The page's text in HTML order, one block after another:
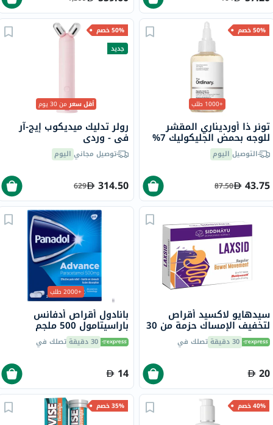
50% خصم
+1000 طلب
تونر ذا أورديناري المقشر
للوجه بحمض الجليكوليك 7%
لتوحيد لون البشرة 100 مل
التوصيل اليوم
43.75
87.50
50% خصم
جديد
أقل سعرمن 30 يوم
رولر تدليك ميديكوب إيج-آر
في - وردي
توصيل مجاني اليوم
314.50
629
سيدهايو لاكسيد أقراص
لتخفيف الإمساك حزمة من 30
30 دقيقة تصلك في
20
+2000 طلب
بانادول أقراص أدفانس
باراسيتامول 500 ملجم
قرص 30 دقيقة تصلك في
14
40% خصم 35% خصم